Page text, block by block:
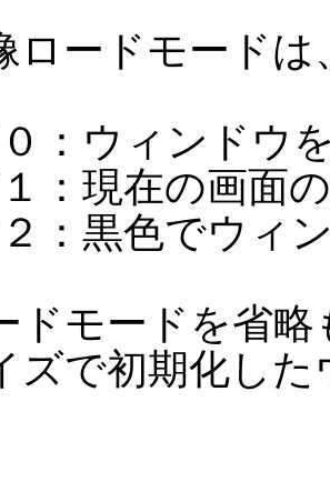
ロードモードは
ドモードを省
ズで初期化し